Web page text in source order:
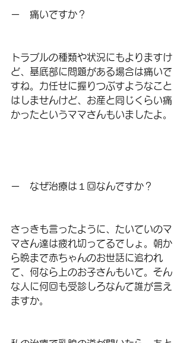
ー　痛いですか？
トラブルの種類や状況にもよりますけ
ど、基底部に問題がある場合は痛いで
すね。力任せに握りつぶすようなこと
はしませんけど、お産と同じくらい痛
かったというママさんもいましたよ。
ー　なぜ治療は１回なんですか？
さっきも言ったように、たいていのマ
マさん達は疲れ切ってるでしょ。朝か
ら晩まで赤ちゃんのお世話に追われ
て、何なら上のお子さんもいて。そん
な人に何回も受診しろなんて誰が言え
ますか。